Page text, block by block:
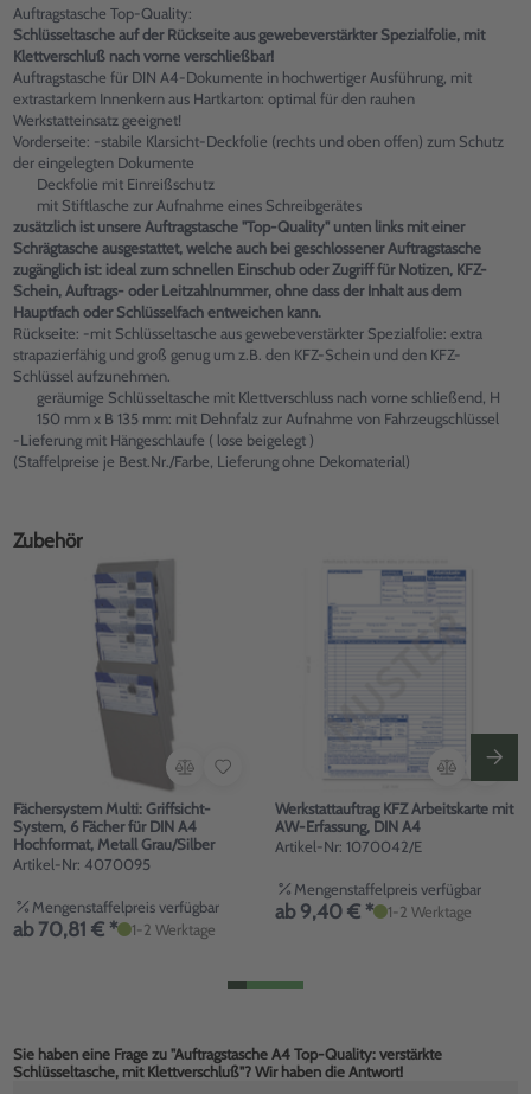
Auftragstasche Top-Quality:
Schlüsseltasche auf der Rückseite aus gewebeverstärkter Spezialfolie, mit
Klettverschluß nach vorne verschließbar!
Auftragstasche für DIN A4-Dokumente in hochwertiger Ausführung, mit
extrastarkem Innenkern aus Hartkarton: optimal für den rauhen
Werkstatteinsatz geeignet!
Vorderseite: -stabile Klarsicht-Deckfolie (rechts und oben offen) zum Schutz
der eingelegten Dokumente
Deckfolie mit Einreißschutz
mit Stiftlasche zur Aufnahme eines Schreibgerätes
zusätzlich ist unsere Auftragstasche "Top-Quality" unten links mit einer
Schrägtasche ausgestattet, welche auch bei geschlossener Auftragstasche
zugänglich ist: ideal zum schnellen Einschub oder Zugriff für Notizen, KFZ-
Schein, Auftrags- oder Leitzahlnummer, ohne dass der Inhalt aus dem
Hauptfach oder Schlüsselfach entweichen kann.
Rückseite: -mit Schlüsseltasche aus gewebeverstärkter Spezialfolie: extra
strapazierfähig und groß genug um z.B. den KFZ-Schein und den KFZ-
Schlüssel aufzunehmen.
geräumige Schlüsseltasche mit Klettverschluss nach vorne schließend, H
150 mm x B 135 mm: mit Dehnfalz zur Aufnahme von Fahrzeugschlüssel
-Lieferung mit Hängeschlaufe ( lose beigelegt )
(Staffelpreise je Best.Nr./Farbe, Lieferung ohne Dekomaterial)
Zubehör
Fächersystem Multi: Griffsicht-
System, 6 Fächer für DIN A4
Hochformat, Metall Grau/Silber
Artikel-Nr: 4070095
Mengenstaffelpreis verfügbar
ab 70,81 € * 1-2 Werktage
Werkstattauftrag KFZ Arbeitskarte mit
AW-Erfassung, DIN A4
Artikel-Nr: 1070042/E
Mengenstaffelpreis verfügbar
ab 9,40 € * 1-2 Werktage
Sie haben eine Frage zu "Auftragstasche A4 Top-Quality: verstärkte
Schlüsseltasche, mit Klettverschluß"? Wir haben die Antwort!